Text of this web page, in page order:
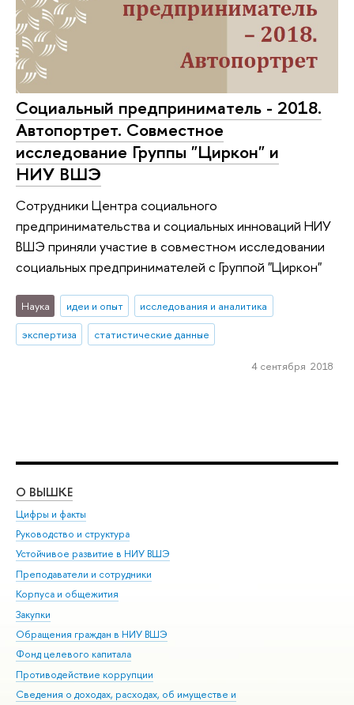
Социальный предприниматель - 2018.
Автопортрет. Совместное
исследование Группы "Циркон" и
НИУ ВШЭ
Сотрудники Центра социального
предпринимательства и социальных инноваций НИУ
ВШЭ приняли участие в совместном исследовании
социальных предпринимателей с Группой "Циркон"
Наука идеи и опыт
исследования и аналитика
экспертиза
статистические данные
4 сентября 2018
О ВЫШКЕ
Цифры и факты
Руководство и структура
Устойчивое развитие в НИУ ВШЭ
Преподаватели и сотрудники
Корпуса и общежития
Закупки
Обращения граждан в НИУ ВШЭ
Фонд целевого капитала
Противодействие коррупции
Сведения о доходах, расходах, об имуществе и